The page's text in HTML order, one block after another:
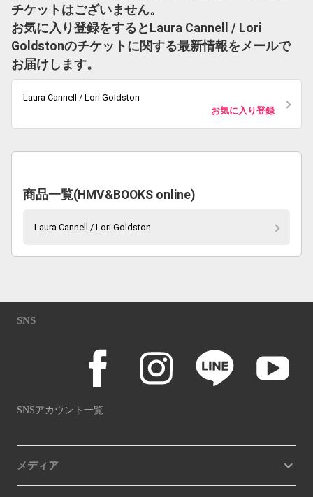
チケットはございません。
お気に入り登録をするとLaura Cannell / Lori
Goldstonのチケットに関する最新情報をメールで
お届けします。
Laura Cannell / Lori Goldston
お気に入り登録
商品一覧(HMV&BOOKS online)
Laura Cannell / Lori Goldston
SNS
SNSアカウント一覧
メディア